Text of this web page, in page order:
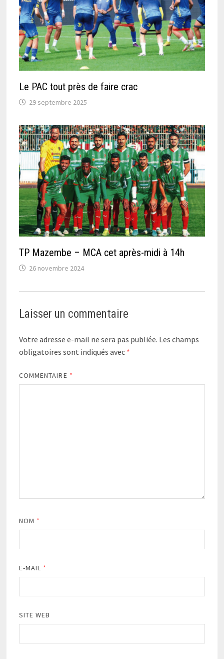
Le PAC tout près de faire crac
29 septembre 2025
TP Mazembe – MCA cet après-midi à 14h
26 novembre 2024
Laisser un commentaire
Votre adresse e-mail ne sera pas publiée. Les champs
obligatoires sont indiqués avec *
COMMENTAIRE *
NOM *
E-MAIL *
SITE WEB